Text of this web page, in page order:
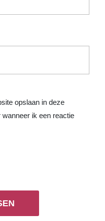
opslaan in deze
ik een reactie